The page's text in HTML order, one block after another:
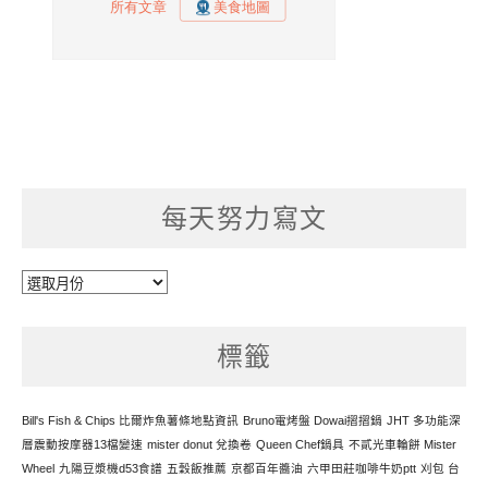
每天努力寫文
每
標籤
Bill's Fish & Chips 比爾炸魚薯條地點資訊 Bruno電烤盤 Dowai摺摺鍋 JHT 多功能深
層震動按摩器13檔變速 mister donut 兌換卷 Queen Chef鍋具 不貳光車輪餅 Mister
Wheel 九陽豆漿機d53食譜 五穀飯推薦 京都百年醬油 六甲田莊咖啡牛奶ptt 刈包 台